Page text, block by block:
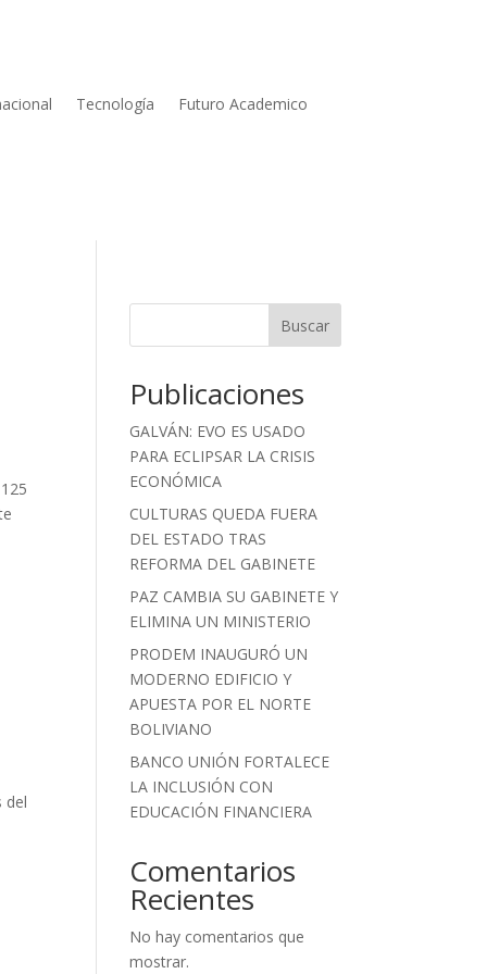
Tecnología Futuro Academico
del
Buscar
Publicaciones
GALVÁN: EVO ES USADO
PARA ECLIPSAR LA CRISIS
ECONÓMICA
CULTURAS QUEDA FUERA
DEL ESTADO TRAS
REFORMA DEL GABINETE
PAZ CAMBIA SU GABINETE Y
ELIMINA UN MINISTERIO
PRODEM INAUGURÓ UN
MODERNO EDIFICIO Y
APUESTA POR EL NORTE
BOLIVIANO
BANCO UNIÓN FORTALECE
LA INCLUSIÓN CON
EDUCACIÓN FINANCIERA
Comentarios
Recientes
No hay comentarios que
mostrar.